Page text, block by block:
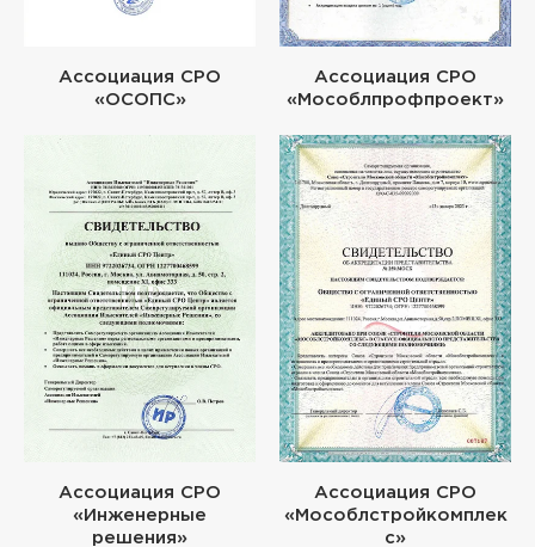
Ассоциация СРО
«ОСОПС»
Ассоциация СРО
«Мособлпрофпроект»
Ассоциация СРО
«Инженерные
решения»
Ассоциация СРО
«Мособлстройкомплек
с»